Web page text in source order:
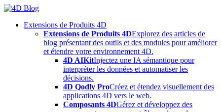
Skip
contentExtensions de Produits 4D
Extensions de Produits 4DExplorez des articles de
blog présentant des outils et des modules pour améliorer
et étendre votre environnement 4D.
4D AIKitInjectez une IA sémantique pour
interpréter les données et automatiser les
décisions.
4D Qodly ProCréez et étendez visuellement des
applications 4D vers le web.
Composants 4DGérez et développez des